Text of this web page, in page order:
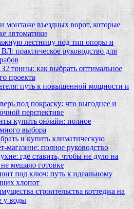
въездных ворот, которые
автоматики
лестницу под тип опоры и
практическое руководство для
тонны: как выбрать оптимальное
проекта
путь к повышенной мощности и
под покраску: что выгоднее и
перспективе
купить онлайн: полное
выбора
и купить климатическую
полное руководство
где ставить, чтобы не дуло на
мешало готовке
под ключ: путь к идеальному
хлопот
строительства коттеджа на
у воды